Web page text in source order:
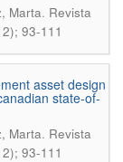
Marta. Revista
93-111
asset design
state-of-
Marta. Revista
93-111